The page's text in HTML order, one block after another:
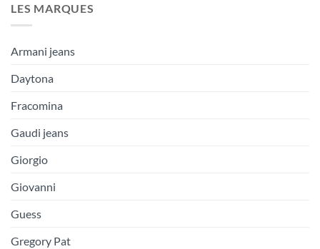
LES MARQUES
Armani jeans
Daytona
Fracomina
Gaudi jeans
Giorgio
Giovanni
Guess
Gregory Pat